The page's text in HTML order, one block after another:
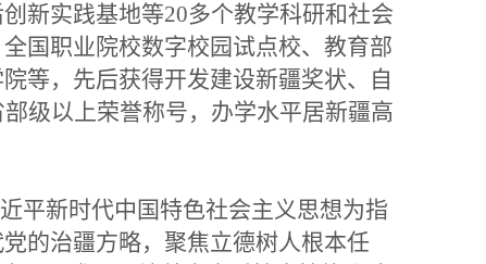
新实践基地等20多个教学科研和社会
国职业院校数字校园试点校、教育部
等，先后获得开发建设新疆奖状、自
级以上荣誉称号，办学水平居新疆高
平新时代中国特色社会主义思想为指
的治疆方略，聚焦立德树人根本任